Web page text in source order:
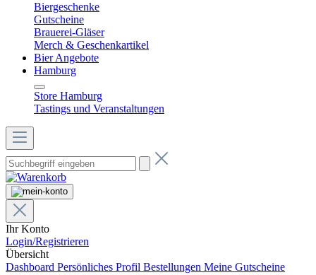
Biergeschenke
Gutscheine
Brauerei-Gläser
Merch & Geschenkartikel
Bier Angebote
Hamburg
Store Hamburg
Tastings und Veranstaltungen
Ihr Konto
Login/Registrieren
Übersicht
Dashboard Persönliches Profil Bestellungen Meine Gutscheine